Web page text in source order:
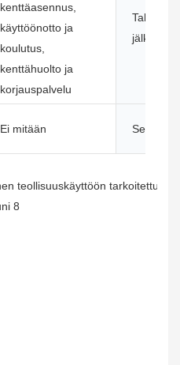
kenttäasennus,
käyttöönotto ja
koulutus,
kenttähuolto ja
korjauspalvelu
jälkeen:
Ei mitään